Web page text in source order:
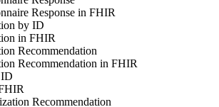
Response in FHIR
by ID
in FHIR
Recommendation
Recommendation in FHIR
Recommendation